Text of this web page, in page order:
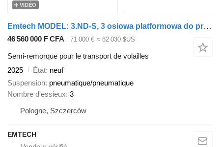
VIDÉO
Emtech MODEL: 3.ND-S, 3 osiowa platformowa do przewozu żywego drobiu
46 560 000 F CFA 71 000 € ≈ 82 030 $US
Semi-remorque pour le transport de volailles
2025
État neuf
Suspension pneumatique/pneumatique
Nombre d'essieux 3
Pologne, Szczerców
EMTECH